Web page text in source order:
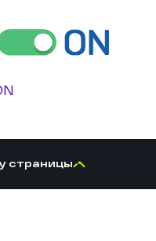
страницы